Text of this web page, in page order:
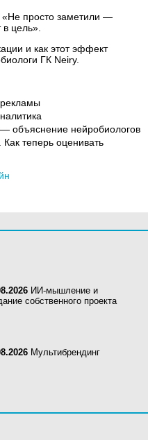
«Не просто заметили —
цель».
и как этот эффект
ГК Neiry.
— объяснение нейробиологов
теперь оценивать
ИИ-мышление и
собственного проекта
Мультибрендинг